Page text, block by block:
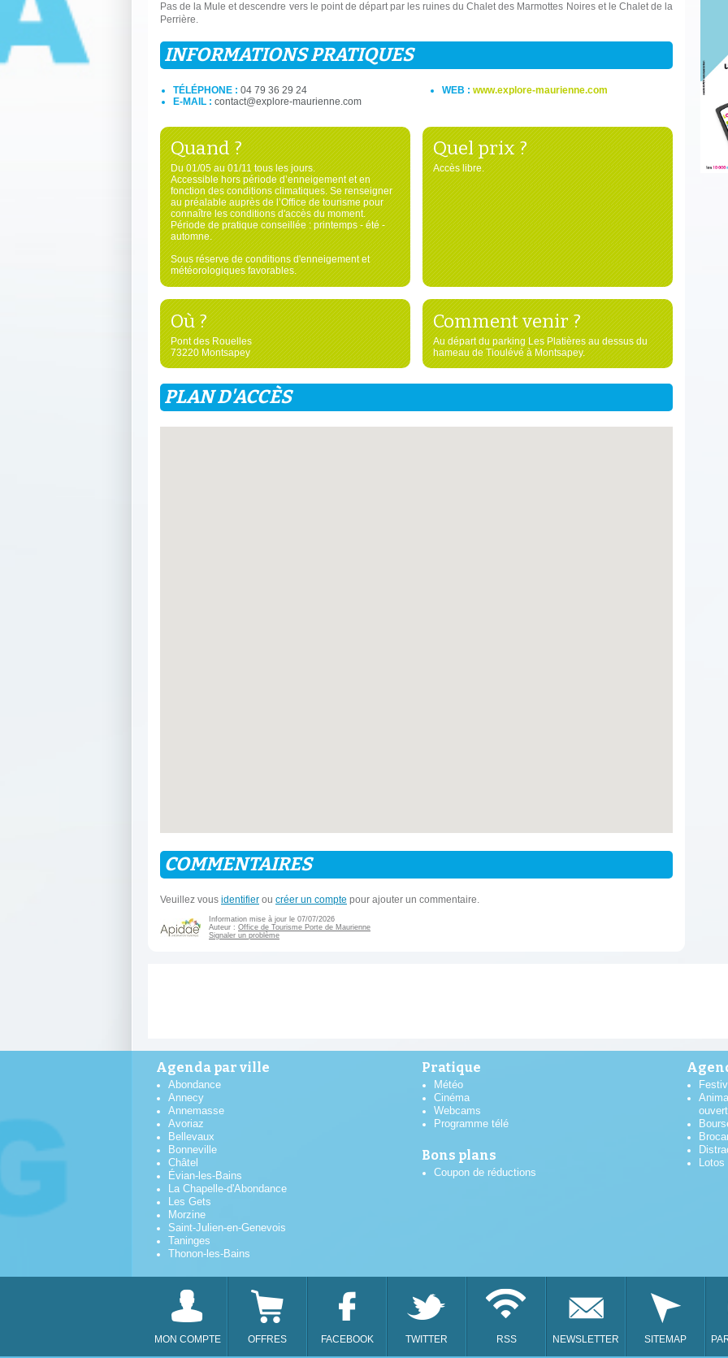
Pas de la Mule et descendre vers le point de départ par les ruines du Chalet des Marmottes Noires et le Chalet de la
Perrière.
INFORMATIONS PRATIQUES
TÉLÉPHONE : 04 79 36 29 24
E-MAIL : contact@explore-maurienne.com
WEB : www.explore-maurienne.com
Quand ?
Du 01/05 au 01/11 tous les jours.
Accessible hors période d’enneigement et en
fonction des conditions climatiques. Se renseigner
au préalable auprès de l’Office de tourisme pour
connaître les conditions d'accès du moment.
Période de pratique conseillée : printemps - été -
automne.
Sous réserve de conditions d'enneigement et
météorologiques favorables.
Quel prix ?
Accès libre.
Où ?
Pont des Rouelles
73220 Montsapey
Comment venir ?
Au départ du parking Les Platières au dessus du
hameau de Tioulévé à Montsapey.
PLAN D'ACCÈS
COMMENTAIRES
Veuillez vous identifier ou créer un compte pour ajouter un commentaire.
Information mise à jour le 07/07/2026
Auteur : Office de Tourisme Porte de Maurienne
Signaler un problème
Agenda par ville
Abondance
Annecy
Annemasse
Avoriaz
Bellevaux
Bonneville
Châtel
Évian-les-Bains
La Chapelle-d'Abondance
Les Gets
Morzine
Saint-Julien-en-Genevois
Taninges
Thonon-les-Bains
Pratique
Météo
Cinéma
Webcams
Programme télé
Bons plans
Coupon de réductions
Lotos
MON COMPTE OFFRES FACEBOOK TWITTER RSS NEWSLETTER SITEMAP